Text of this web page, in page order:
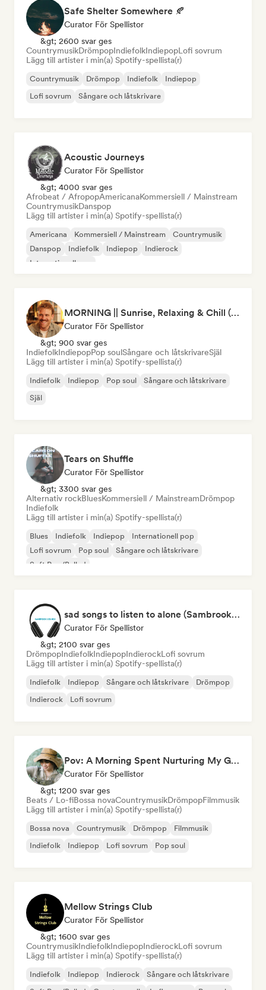
Safe Shelter Somewhere 🍂
Curator För Spellistor
&gt; 2600 svar ges
CountrymusikDrömpopIndiefolkIndiepopLofi sovrum
Lägg till artister i min(a) Spotify-spellista(r)
Countrymusik Drömpop Indiefolk
Indiepop
Lofi sovrum
Sångare och låtskrivare
Acoustic Journeys
Curator För Spellistor
&gt; 4000 svar ges
Afrobeat / AfropopAmericanaKommersiell / Mainstream
CountrymusikDanspop
Lägg till artister i min(a) Spotify-spellista(r)
Americana Kommersiell / Mainstream
Countrymusik
Danspop
Indiefolk Indiepop
Indierock
Internationell pop
MORNING || Sunrise, Relaxing & Chill (by Beau van Leeuwen)
Curator För Spellistor
&gt; 900 svar ges
IndiefolkIndiepopPop soulSångare och låtskrivareSjäl
Lägg till artister i min(a) Spotify-spellista(r)
Indiefolk Indiepop Pop soul
Sångare och låtskrivare
Själ
Tears on Shuffle
Curator För Spellistor
&gt; 3300 svar ges
Alternativ rockBluesKommersiell / MainstreamDrömpop
Indiefolk
Lägg till artister i min(a) Spotify-spellista(r)
Blues Indiefolk Indiepop
Internationell pop
Lofi sovrum
Pop soul
Sångare och låtskrivare
Soft Pop/Ballad
sad songs to listen to alone (Sambrook Sounds)
Curator För Spellistor
&gt; 2100 svar ges
DrömpopIndiefolkIndiepopIndierockLofi sovrum
Lägg till artister i min(a) Spotify-spellista(r)
Indiefolk Indiepop Sångare och låtskrivare
Drömpop
Indierock
Lofi sovrum
Pov: A Morning Spent Nurturing My Garden
Curator För Spellistor
&gt; 1200 svar ges
Beats / Lo-fiBossa novaCountrymusikDrömpopFilmmusik
Lägg till artister i min(a) Spotify-spellista(r)
Bossa nova Countrymusik Drömpop
Filmmusik
Indiefolk
Indiepop Lofi sovrum Pop soul
Mellow Strings Club
Curator För Spellistor
&gt; 1600 svar ges
CountrymusikIndiefolkIndiepopIndierockLofi sovrum
Lägg till artister i min(a) Spotify-spellista(r)
Indiefolk Indiepop Indierock
Sångare och låtskrivare